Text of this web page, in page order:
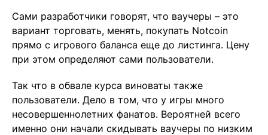
Сами разработчики говорят, что ваучеры – это
вариант торговать, менять, покупать Notcoin
прямо с игрового баланса еще до листинга. Цену
при этом определяют сами пользователи.
Так что в обвале курса виноваты также
пользователи. Дело в том, что у игры много
несовершеннолетних фанатов. Вероятней всего
именно они начали скидывать ваучеры по низким